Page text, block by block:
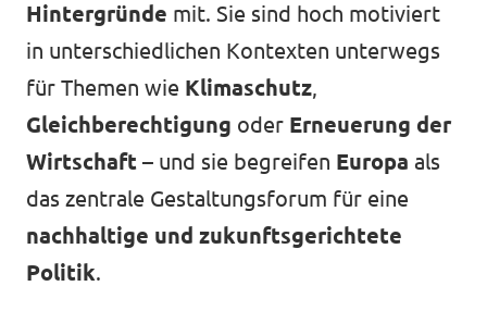
Hintergründe mit. Sie sind hoch motiviert
in unterschiedlichen Kontexten unterwegs
für Themen wie Klimaschutz,
Gleichberechtigung oder Erneuerung der
Wirtschaft – und sie begreifen Europa als
das zentrale Gestaltungsforum für eine
nachhaltige und zukunftsgerichtete
Politik.